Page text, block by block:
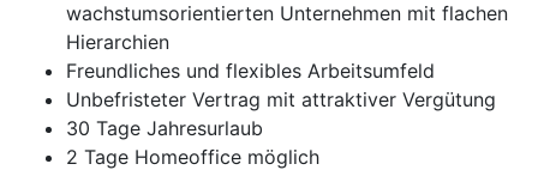
wachstumsorientierten Unternehmen mit flachen
Hierarchien
Freundliches und flexibles Arbeitsumfeld
Unbefristeter Vertrag mit attraktiver Vergütung
30 Tage Jahresurlaub
2 Tage Homeoffice möglich